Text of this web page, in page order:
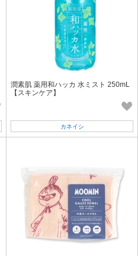
潤素肌 薬用和ハッカ 水ミスト 250mL
【スキンケア】
カネイシ